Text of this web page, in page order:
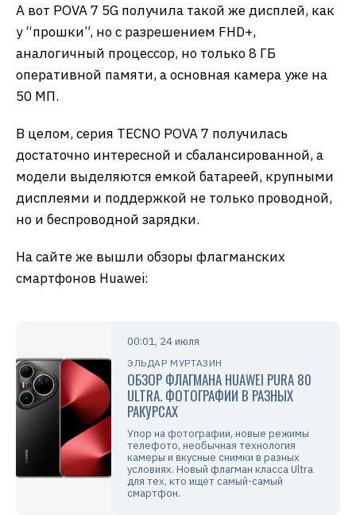
А вот POVA 7 5G получила такой же дисплей, как
у “прошки”, но с разрешением FHD+,
аналогичный процессор, но только 8 ГБ
оперативной памяти, а основная камера уже на
50 МП.
В целом, серия TECNO POVA 7 получилась
достаточно интересной и сбалансированной, а
модели выделяются емкой батареей, крупными
дисплеями и поддержкой не только проводной,
но и беспроводной зарядки.
На сайте же вышли обзоры флагманских
смартфонов Huawei:
00:01, 24 июля
ЭЛЬДАР МУРТАЗИН
ОБЗОР ФЛАГМАНА HUAWEI PURA 80
ULTRA. ФОТОГРАФИИ В РАЗНЫХ
РАКУРСАХ
Упор на фотографии, новые режимы
телефото, необычная технология
камеры и вкусные снимки в разных
условиях. Новый флагман класса Ultra
для тех, кто ищет самый-самый
смартфон.